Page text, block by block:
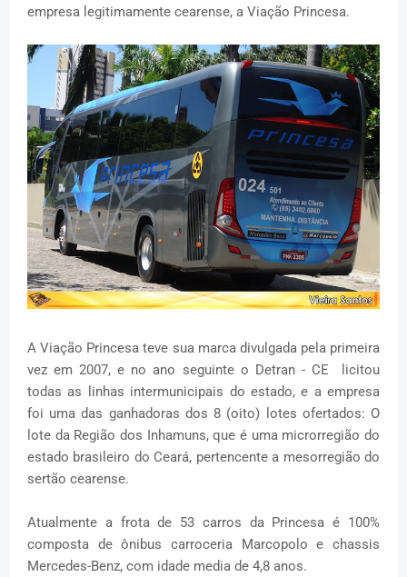
empresa legitimamente cearense, a Viação Princesa.
A Viação Princesa teve sua marca divulgada pela primeira
vez em 2007, e no ano seguinte o Detran - CE licitou
todas as linhas intermunicipais do estado, e a empresa
foi uma das ganhadoras dos 8 (oito) lotes ofertados: O
lote da Região dos Inhamuns, que é uma microrregião do
estado brasileiro do Ceará, pertencente a mesorregião do
sertão cearense.
Atualmente a frota de 53 carros da Princesa é 100%
composta de ônibus carroceria Marcopolo e chassis
Mercedes-Benz, com idade media de 4,8 anos.